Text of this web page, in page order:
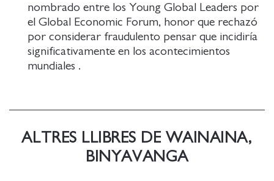
nombrado entre los Young Global Leaders por
el Global Economic Forum, honor que rechazó
por considerar fraudulento pensar que incidiría
significativamente en los acontecimientos
mundiales .
ALTRES LLIBRES DE WAINAINA,
BINYAVANGA